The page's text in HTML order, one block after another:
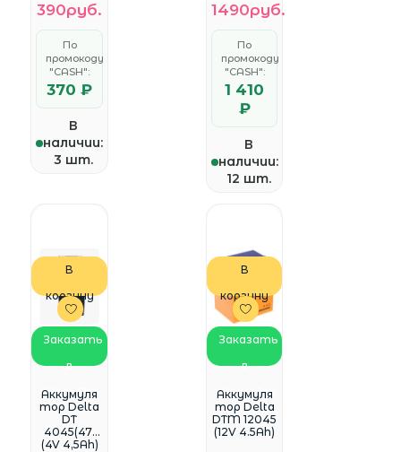
(NC-
AA1000BP
2,
аккумуля
тор,1.2В)
(2 шт. в
уп-ке)
390руб.
По
промокоду
"CASH":
370 ₽
В
наличии:
3 шт.
1490руб.
По
промокоду
"CASH":
1 410
₽
В
наличии:
12 шт.
В
корзину
Заказать
в
WhatsApp
Аккумуля
тор Delta
DT
4045(47)
(4V 4,5Ah)
В
корзину
Заказать
в
WhatsApp
Аккумуля
тор Delta
DTM 12045
(12V 4.5Ah)